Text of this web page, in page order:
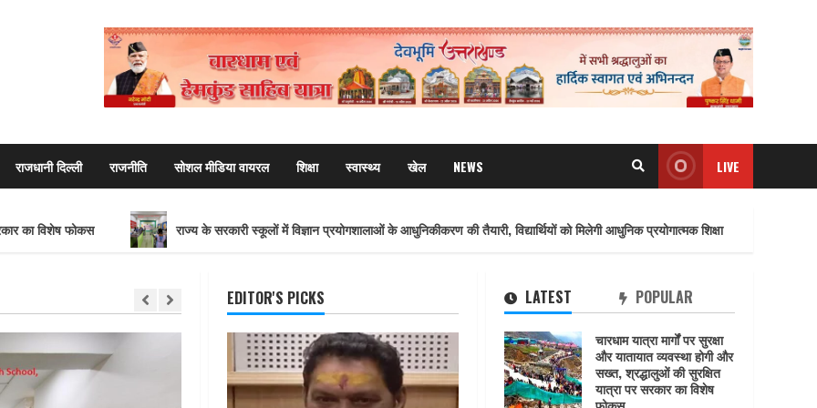
राजधानी दिल्ली राजनीति सोशल मीडिया वायरल शिक्षा स्वास्थ्य खेल NEWS LIVE
राज्य के सरकारी स्कूलों में विज्ञान प्रयोगशालाओं के आधुनिकीकरण की तैयारी, विद्यार्थियों को मिलेगी आधुनिक प्रयोगात्मक शिक्षा
LATEST POPULAR
चारधाम यात्रा मार्गों पर सुरक्षा
और यातायात व्यवस्था होगी और
सख्त, श्रद्धालुओं की सुरक्षित
यात्रा पर सरकार का विशेष
EDITOR'S PICKS